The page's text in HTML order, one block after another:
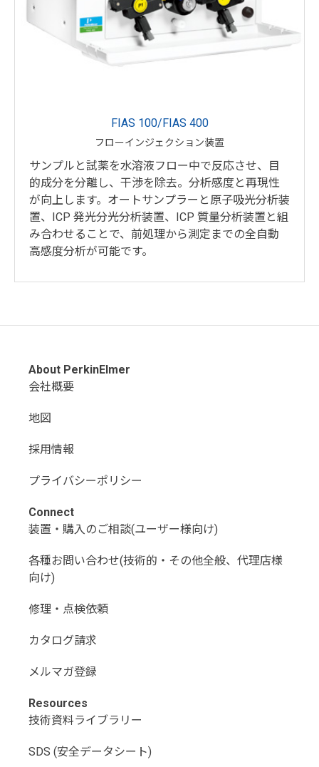
FIAS 100/FIAS 400
フローインジェクション装置
サンプルと試薬を水溶液フロー中で反応させ、目
的成分を分離し、干渉を除去。分析感度と再現性
が向上します。オートサンプラーと原子吸光分析装
置、ICP 発光分光分析装置、ICP 質量分析装置と組
み合わせることで、前処理から測定までの全自動
高感度分析が可能です。
About PerkinElmer
会社概要
地図
採用情報
プライバシーポリシー
Connect
装置・購入のご相談(ユーザー様向け)
各種お問い合わせ(技術的・その他全般、代理店様
向け)
修理・点検依頼
カタログ請求
メルマガ登録
Resources
技術資料ライブラリー
SDS (安全データシート)